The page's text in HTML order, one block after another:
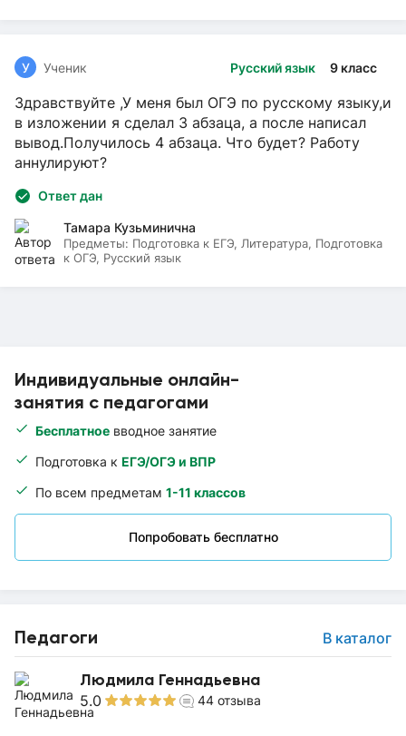
Индивидуальные онлайн-
занятия с педагогами
Бесплатное вводное занятие
Подготовка к ЕГЭ/ОГЭ и ВПР
По всем предметам 1-11 классов
Попробовать бесплатно
Педагоги В каталог
Людмила Геннадьевна
5.0 44 отзыва
Русский язык 9 класс
У Ученик
Здравствуйте ,У меня был ОГЭ по русскому языку,и
в изложении я сделал 3 абзаца, а после написал
вывод.Получилось 4 абзаца. Что будет? Работу
аннулируют?
Ответ дан
Тамара Кузьминична
Предметы: Подготовка к ЕГЭ, Литература, Подготовка
к ОГЭ, Русский язык